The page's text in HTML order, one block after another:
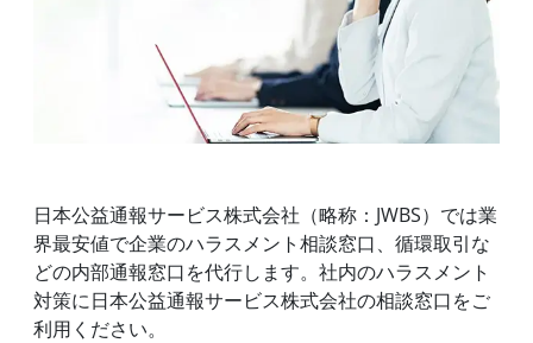
日本公益通報サービス株式会社（略称：JWBS）では業
界最安値で企業のハラスメント相談窓口、循環取引な
どの内部通報窓口を代行します。社内のハラスメント
対策に日本公益通報サービス株式会社の相談窓口をご
利用ください。